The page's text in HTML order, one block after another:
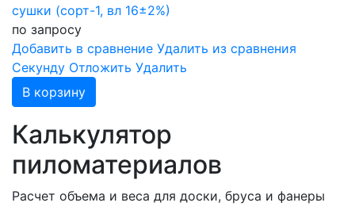
сушки (сорт-1, вл 16±2%)
по запросу
Добавить в сравнение Удалить из сравнения
Cекунду Отложить Удалить
В корзину
Калькулятор
пиломатериалов
Расчет объема и веса для доски, бруса и фанеры